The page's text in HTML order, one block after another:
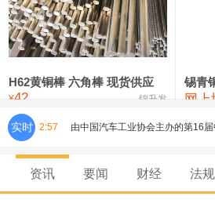
铸造铝合金锭(ZLD104) 24,100—24,300
压铸锌合金锭 26,250—26,450
氯化镍 38,300—40,300
H62黄铜棒 六角棒 现货供应
¥42 锦升发
锡青
网上
实时 2:57
发展联席会"，并举行成立启动仪
资讯 要闻 财经 法规